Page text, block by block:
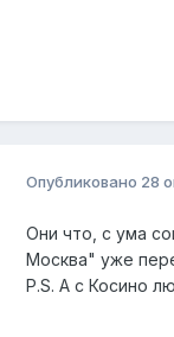
Опубликовано 28
Они что, с ума
Москва" уже
P.S. А с Косино